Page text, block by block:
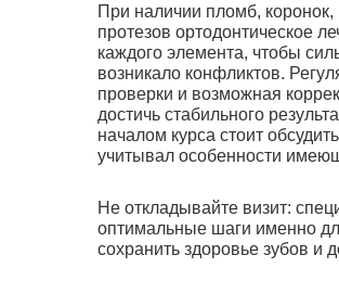
При наличии пломб,
протезов ортодонтическое
каждого элемента, чтобы
возникало конфликтов.
проверки и возможная
достичь стабильного
началом курса стоит
учитывал особенности
Не откладывайте визит:
оптимальные шаги именно
сохранить здоровье зубов и